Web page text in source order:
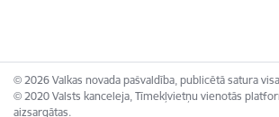
© 2026 Valkas novada pašvaldība, publicētā satura
© 2020 Valsts kanceleja, Tīmekļvietņu vienotās
aizsargātas.